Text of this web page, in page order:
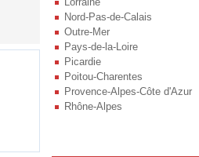
Nord-Pas-de-Calais
Outre-Mer
Pays-de-la-Loire
Picardie
Poitou-Charentes
Provence-Alpes-Côte d'Azur
Rhône-Alpes